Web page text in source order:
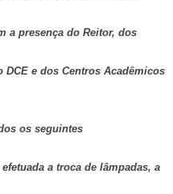
a presença do Reitor, dos
DCE e dos Centros Acadêmicos
os seguintes
a troca de lâmpadas, a